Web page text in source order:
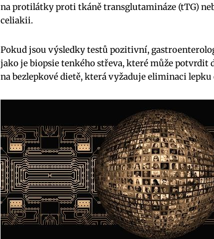
na protilátky proti tkáně transglutamináze (tTG)
celiakii.
Pokud jsou výsledky testů pozitivní,
jako je biopsie tenkého střeva, které může potvrdit
na bezlepkové dietě, která vyžaduje eliminaci